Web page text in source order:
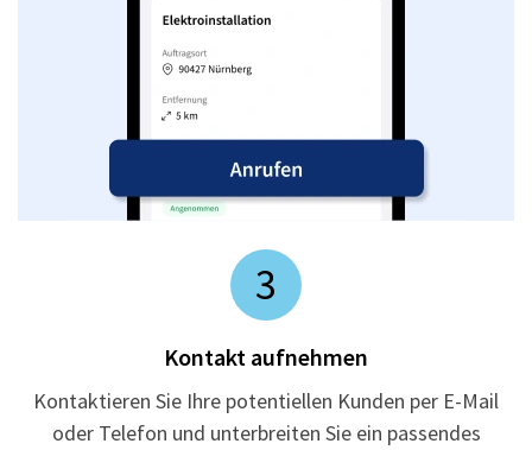
3
Kontakt aufnehmen
Kontaktieren Sie Ihre potentiellen Kunden per E-Mail
oder Telefon und unterbreiten Sie ein passendes